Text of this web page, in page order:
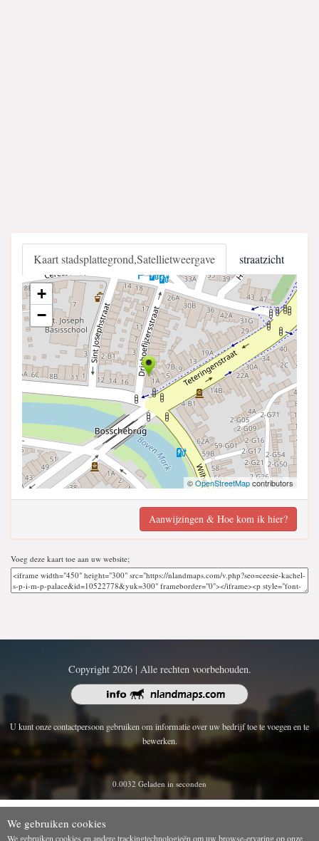
Kaart stadsplattegrond,Satellietweergave straatzicht
+
−
©OpenStreetMapcontributors
Aanwijzingen & Hoe kom ik hier?
Voeg deze kaart toe aan uw website;
Copyright 2026 | Alle rechten voorbehouden.
U kunt onze contactpersoon gebruiken om informatie over uw bedrijf toe te voegen en te
bewerken.
0.0032 Geladen in seconden
We gebruiken cookies
We gebruiken cookies en andere trackingtechnologieën om uw browse-ervaring op onze